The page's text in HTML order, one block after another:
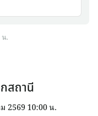
น.
สถานี
2569 10:00 น.